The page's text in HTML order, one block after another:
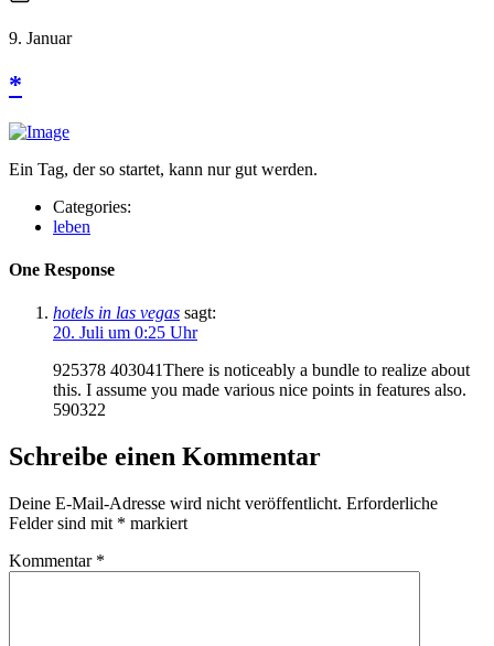
9. Januar
*
Ein Tag, der so startet, kann nur gut werden.
Categories:
leben
One Response
hotels in las vegas sagt:
20. Juli um 0:25 Uhr
925378 403041There is noticeably a bundle to realize about
this. I assume you made various nice points in features also.
590322
Schreibe einen Kommentar
Deine E-Mail-Adresse wird nicht veröffentlicht. Erforderliche
Felder sind mit * markiert
Kommentar *